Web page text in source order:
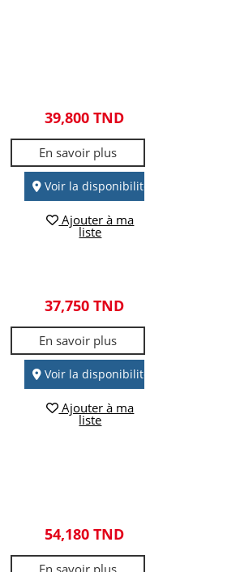
39,800 TND
En savoir plus
Voir la disponibilité
Ajouter à ma
liste
37,750 TND
En savoir plus
Voir la disponibilité
Ajouter à ma
liste
54,180 TND
En savoir plus